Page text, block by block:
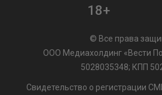
18+
© Все права
ООО Медиахолдинг «Вести
5028035348; КПП
Свидетельство о регистрации